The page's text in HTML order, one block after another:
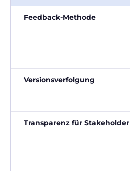
Feedback-Methode
Versionsverfolgung
Transparenz für Stakeholder